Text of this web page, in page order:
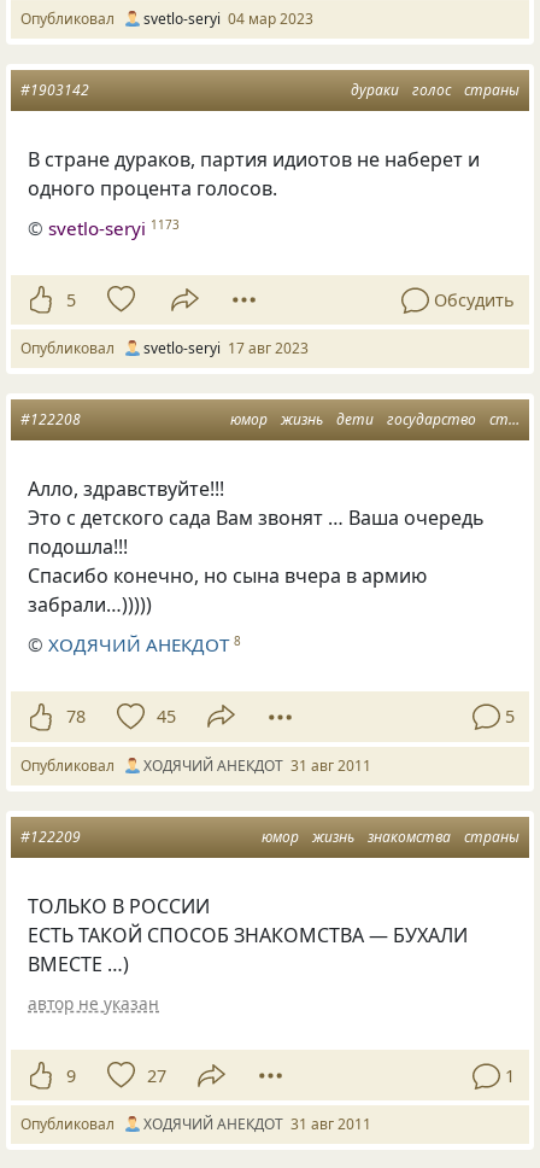
Опубликовал svetlo-seryi 04 мар 2023
дураки голос страны
#1903142
В стране дураков, партия идиотов не наберет и
одного процента голосов.
©svetlo-seryi 1173
5 Обсудить
Опубликовал svetlo-seryi 17 авг 2023
юмор жизнь дети государство страны
#122208
Алло, здравствуйте!!!
Это с детcкого сада Вам звонят … Ваша очередь
подошла!!!
Спасибо конечно, но сына вчера в армию
забрали…)))))
©ХОДЯЧИЙ АНЕКДОТ 8
78 45 5
Опубликовал ХОДЯЧИЙ АНЕКДОТ 31 авг 2011
юмор жизнь знакомства страны
#122209
ТОЛЬКО В РОССИИ
ЕСТЬ ТАКОЙ СПОСОБ ЗНАКОМСТВА — БУХАЛИ
ВМЕСТЕ …)
автор не указан
9 27 1
Опубликовал ХОДЯЧИЙ АНЕКДОТ 31 авг 2011